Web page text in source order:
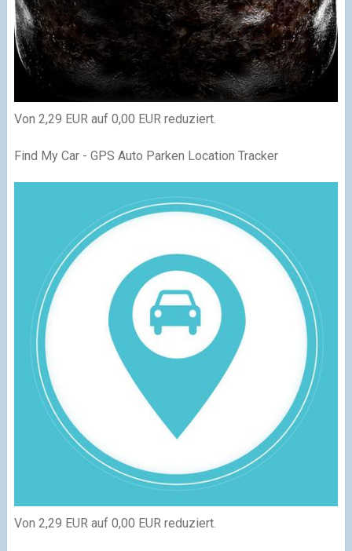
Von 2,29 EUR auf 0,00 EUR reduziert.
Find My Car - GPS Auto Parken Location Tracker
Von 2,29 EUR auf 0,00 EUR reduziert.